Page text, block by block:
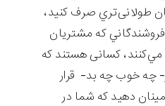
طولانی‌تري صرف کنيد،
که مشتریان
مي‌کنند، کسانی هستند که
چه خوب چه بد- قرار
دهيد که شما در